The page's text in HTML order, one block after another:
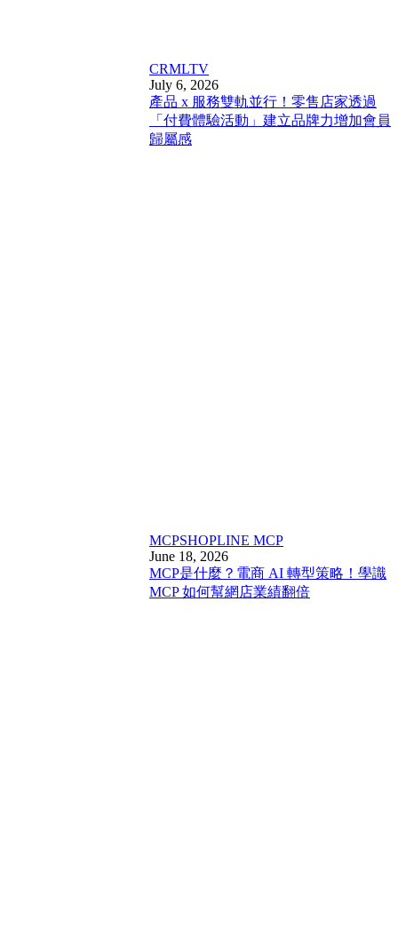
CRMLTV
July 6, 2026
產品 x 服務雙軌並行！零售店家透過
「付費體驗活動」建立品牌力增加會員
歸屬感
MCPSHOPLINE MCP
June 18, 2026
MCP是什麼？電商 AI 轉型策略！學識
MCP 如何幫網店業績翻倍